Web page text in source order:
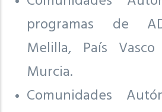
programas de
Melilla, País
Murcia.
Comunidades